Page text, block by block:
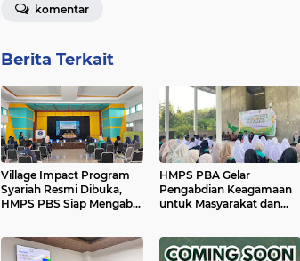
komentar
Berita Terkait
Village Impact Program
Syariah Resmi Dibuka,
HMPS PBS Siap Mengabdi
HMPS PBA Gelar
Pengabdian Keagamaan
untuk Masyarakat dan